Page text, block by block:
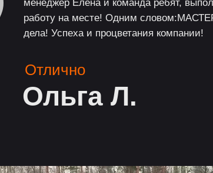
менеджер Елена и команда ребят,
работу на месте! Одним
дела! Успеха и процветания компании!
Ольга Л.
Отлично